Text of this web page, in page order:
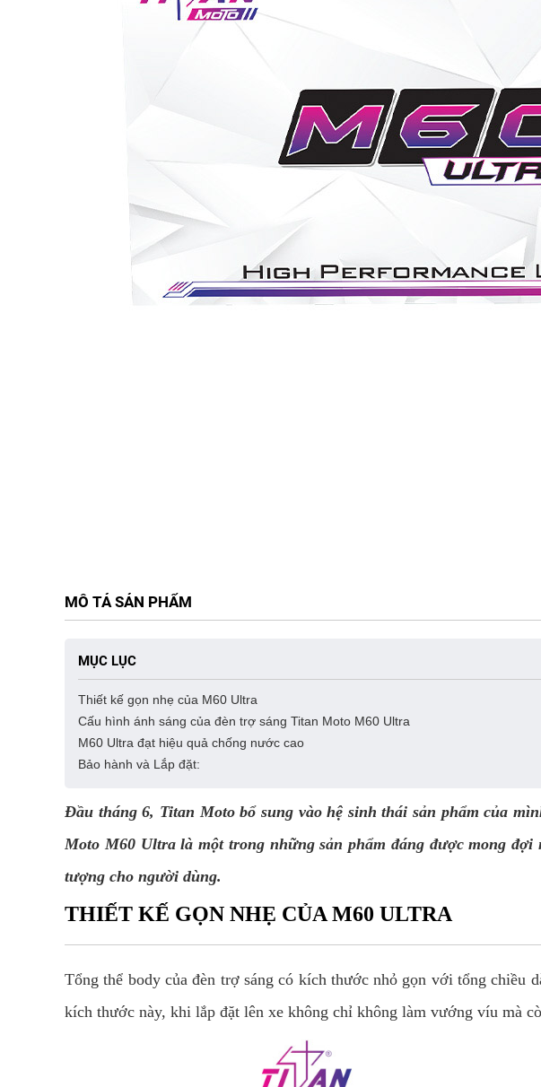
MÔ TẢ SẢN PHẨM
MỤC LỤC
Thiết kế gọn nhẹ của M60 Ultra
Cấu hình ánh sáng của đèn trợ sáng Titan Moto M60 Ultra
M60 Ultra đạt hiệu quả chống nước cao
Bảo hành và Lắp đặt:
Đầu tháng 6, Titan Moto bổ sung vào hệ sinh thái sản phẩm của
Moto M60 Ultra là một trong những sản phẩm đáng được mong
tượng cho người dùng.
THIẾT KẾ GỌN NHẸ CỦA M60 ULTRA
Tổng thể body của đèn trợ sáng có kích thước nhỏ gọn với tổng
kích thước này, khi lắp đặt lên xe không chỉ không làm vướng víu mà